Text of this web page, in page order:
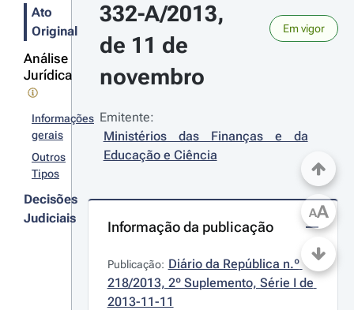
Ato
Original
Análise
Jurídica
Informações
gerais
Outros
Tipos
Decisões
Judiciais
332-A/2013,
de 11 de
novembro
Em vigor
Emitente:
Ministérios das Finanças e da
Educação e Ciência
Informação da publicação
Publicação: Diário da República n.º
218/2013, 2º Suplemento, Série I de
2013-11-11
AA